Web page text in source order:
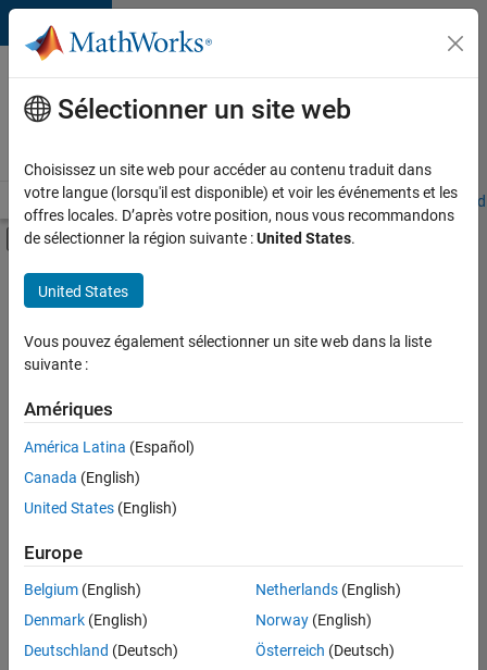
Passer au contenu
Votre
carrière
chez
Accueil Explorer nos opportunités Adresses de nos bureaux
Activer/désactiver l'affichage du menu
Contenu principal
FILTRER PAR
Programme destiné aux nouvelles carrières (EDG)
Technologies de l’information
Gestion des programmes
Actuellement,
aucune
offre
d'emploi
correspondant
à vos
critères
de
recherche.
Sélectionner un site web
Choisissez un site web pour accéder au contenu traduit dans
votre langue (lorsqu'il est disponible) et voir les événements et les
offres locales. D’après votre position, nous vous recommandons
de sélectionner la région suivante :United States.
United States
Vous pouvez également sélectionner un site web dans la liste
suivante :
Amériques
América Latina (Español)
Canada (English)
United States (English)
Europe
Belgium (English)
Denmark (English)
Deutschland (Deutsch)
Netherlands(English)
Norway(English)
Österreich (Deutsch)